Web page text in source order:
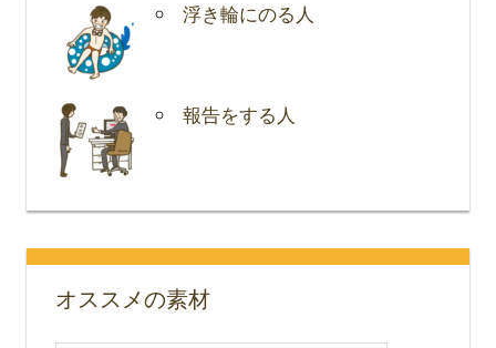
浮き輪にのる人
報告をする人
オススメの素材